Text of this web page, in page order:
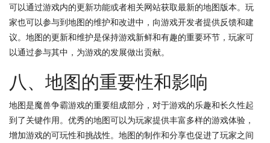
可以通过游戏内的更新功能或者相关网站获取最新的地图版本。玩
家也可以参与到地图的维护和改进中，向游戏开发者提供反馈和建
议。地图的更新和维护是保持游戏新鲜和有趣的重要环节，玩家可
以通过参与其中，为游戏的发展做出贡献。
八、地图的重要性和影响
地图是魔兽争霸游戏的重要组成部分，对于游戏的乐趣和长久性起
到了关键作用。优秀的地图可以为玩家提供丰富多样的游戏体验，
增加游戏的可玩性和挑战性。地图的制作和分享也促进了玩家之间